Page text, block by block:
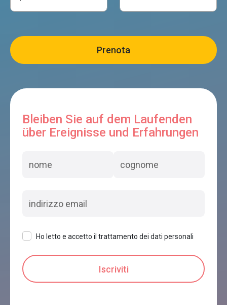
Bleiben Sie auf dem Laufenden
über Ereignisse und Erfahrungen
Ho letto e accetto il trattamento dei dati personali